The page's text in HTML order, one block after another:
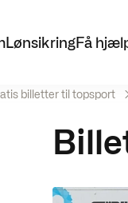
LønsikringFå
billetter til topsport